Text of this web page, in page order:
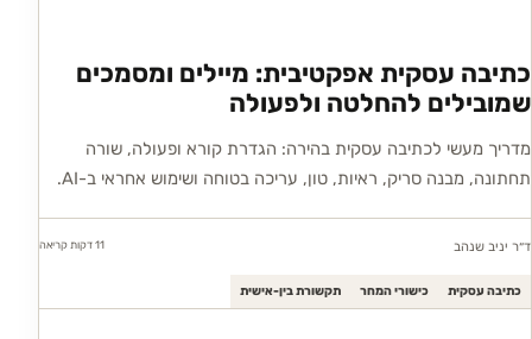
כתיבה עסקית אפקטיבית: מיילים ומסמכים
שמובילים להחלטה ולפעולה
מדריך מעשי לכתיבה עסקית בהירה: הגדרת קורא ופעולה, שורה
תחתונה, מבנה סריק, ראיות, טון, עריכה בטוחה ושימוש אחראי ב-AI.
ד״ר יניב שנהב 11 דקות קריאה
כתיבה עסקית כישורי המחר תקשורת בין-אישית